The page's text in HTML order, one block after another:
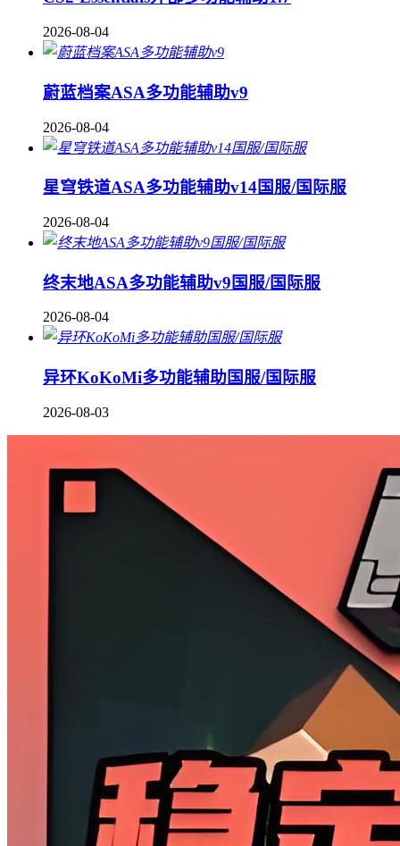
2026-08-04
蔚蓝档案ASA多功能辅助v9
2026-08-04
星穹铁道ASA多功能辅助v14国服/国际服
2026-08-04
终末地ASA多功能辅助v9国服/国际服
2026-08-04
异环KoKoMi多功能辅助国服/国际服
2026-08-03